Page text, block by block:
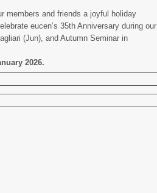
members and friends a joyful holiday
eucen’s 35th Anniversary during our
(Jun), and Autumn Seminar in
2026.